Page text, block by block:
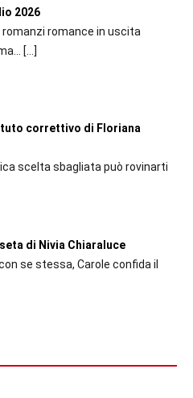
2026
romanzi romance in uscita
[…]
correttivo di Floriana
scelta sbagliata può rovinarti
di Nivia Chiaraluce
se stessa, Carole confida il